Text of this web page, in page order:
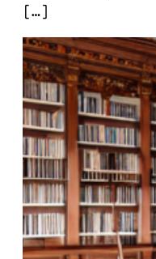
[…]